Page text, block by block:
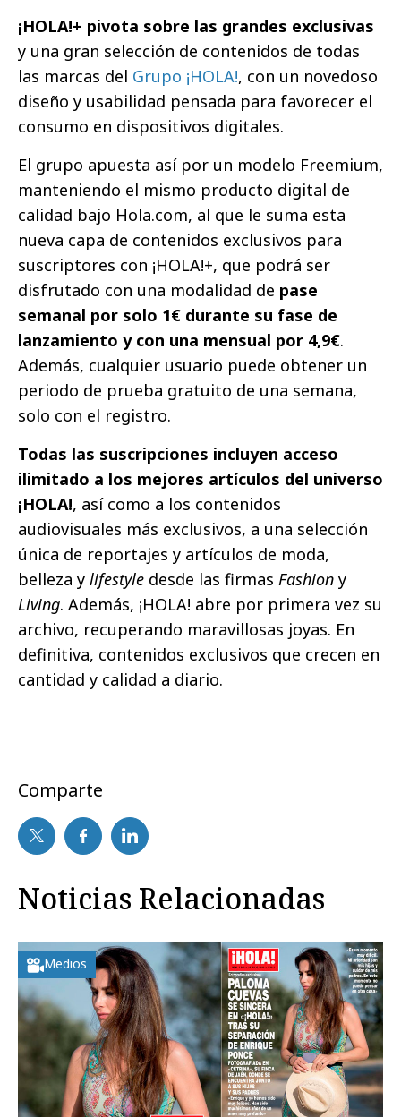
¡HOLA!+ pivota sobre las grandes exclusivas
y una gran selección de contenidos de todas
las marcas del Grupo ¡HOLA!, con un novedoso
diseño y usabilidad pensada para favorecer el
consumo en dispositivos digitales.
El grupo apuesta así por un modelo Freemium,
manteniendo el mismo producto digital de
calidad bajo Hola.com, al que le suma esta
nueva capa de contenidos exclusivos para
suscriptores con ¡HOLA!+, que podrá ser
disfrutado con una modalidad de pase
semanal por solo 1€ durante su fase de
lanzamiento y con una mensual por 4,9€.
Además, cualquier usuario puede obtener un
periodo de prueba gratuito de una semana,
solo con el registro.
Todas las suscripciones incluyen acceso
ilimitado a los mejores artículos del universo
¡HOLA!, así como a los contenidos
audiovisuales más exclusivos, a una selección
única de reportajes y artículos de moda,
belleza y lifestyle desde las firmas Fashion y
Living. Además, ¡HOLA! abre por primera vez su
archivo, recuperando maravillosas joyas. En
definitiva, contenidos exclusivos que crecen en
cantidad y calidad a diario.
Comparte
Noticias Relacionadas
Medios